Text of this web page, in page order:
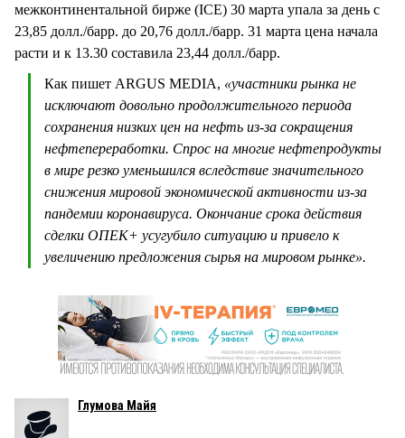
межконтинентальной бирже (ICE) 30 марта упала за день с
23,85 долл./барр. до 20,76 долл./барр. 31 марта цена начала
расти и к 13.30 составила 23,44 долл./барр.
Как пишет ARGUS MEDIA, «участники рынка не
исключают довольно продолжительного периода
сохранения низких цен на нефть из-за сокращения
нефтепереработки. Спрос на многие нефтепродукты
в мире резко уменьшился вследствие значительного
снижения мировой экономической активности из-за
пандемии коронавируса. Окончание срока действия
сделки ОПЕК+ усугубило ситуацию и привело к
увеличению предложения сырья на мировом рынке».
Глумова Майя